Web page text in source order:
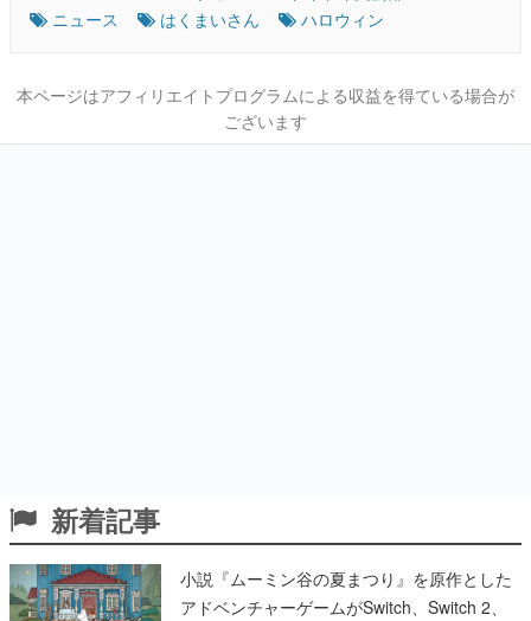
ニュース
はくまいさん ハロウィン
本ページはアフィリエイトプログラムによる収益を得ている場合が
ございます
新着記事
小説『ムーミン谷の夏まつり』を原作とした
アドベンチャーゲームがSwitch、Switch 2、